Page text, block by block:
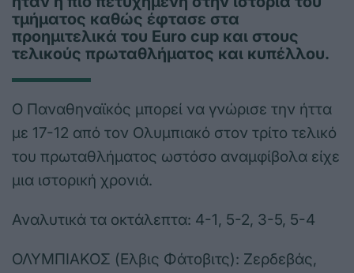
τμήματος καθώς έφτασε στα
προημιτελικά του Euro cup και στους
τελικούς πρωταθλήματος και κυπέλλου.
Ο Παναθηναϊκός μπορεί να γνώρισε την ήττα
με 17-12 από τον Ολυμπιακό στον τρίτο τελικό
του πρωταθλήματος ωστόσο αναμφίβολα είχε
μια ιστορική χρονιά.
Αναλυτικά τα οκτάλεπτα: 4-1, 5-2, 3-5, 5-4
ΟΛΥΜΠΙΑΚΟΣ (Ελβις Φάτοβιτς): Ζερδεβάς,